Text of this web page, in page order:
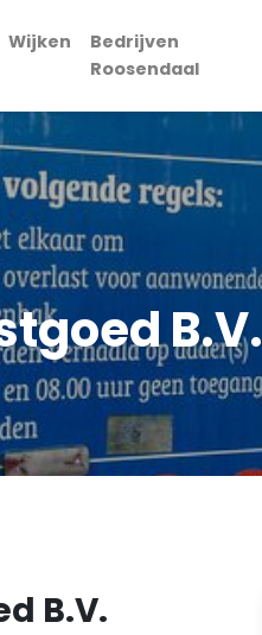
Wijken
Bedrijven
Roosendaal
B.V.
B.V.